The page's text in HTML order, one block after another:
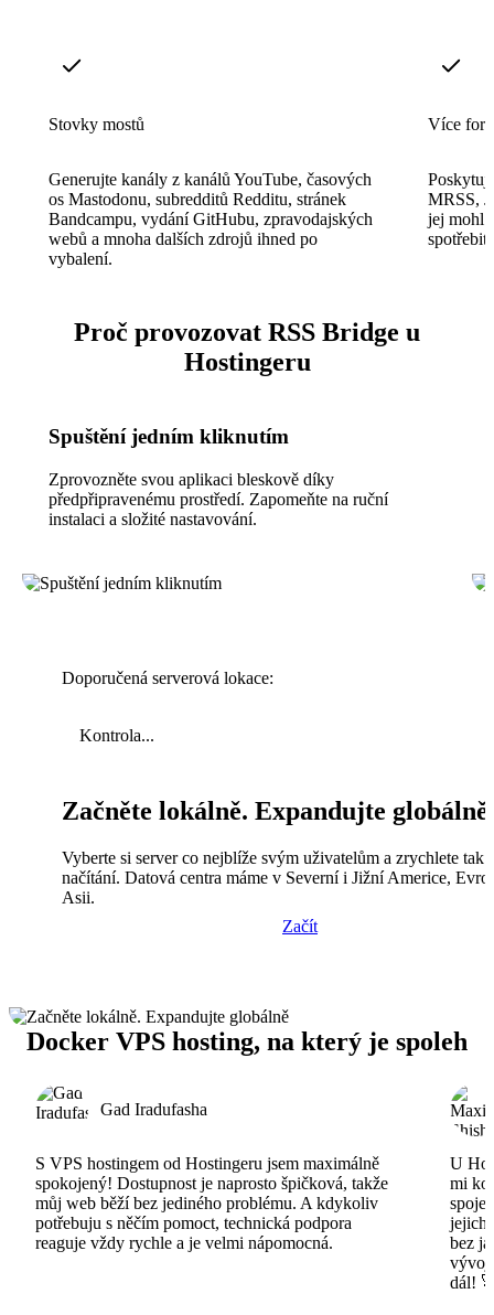
Stovky mostů
Generujte kanály z kanálů YouTube, časových
os Mastodonu, subredditů Redditu, stránek
Bandcampu, vydání GitHubu, zpravodajských
webů a mnoha dalších zdrojů ihned po
vybalení.
Více
MRSS,
jej mohl
Proč provozovat RSS Bridge u
Hostingeru
Spuštění jedním kliknutím
Zprovozněte svou aplikaci bleskově díky
předpřipravenému prostředí. Zapomeňte na ruční
instalaci a složité nastavování.
Doporučená serverová lokace:
Kontrola...
Začněte lokálně. Expandujte globálně
Vyberte si server co nejblíže svým uživatelům a zrychlete tak
načítání. Datová centra máme v Severní i Jižní Americe,
Asii.
Začít
Docker VPS hosting, na který je spoleh
Gad Iradufasha
S VPS hostingem od Hostingeru jsem maximálně
spokojený! Dostupnost je naprosto špičková, takže
můj web běží bez jediného problému. A kdykoliv
potřebuju s něčím pomoct, technická podpora
reaguje vždy rychle a je velmi nápomocná.
U
mi
jejich
bez
dál!